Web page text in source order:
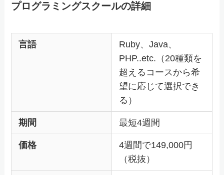
プログラミングスクールの詳細
言語
Ruby、Java、
PHP..etc.（20種類を
超えるコースから希
望に応じて選択でき
る）
期間 最短4週間
価格
4週間で149,000円
（税抜）